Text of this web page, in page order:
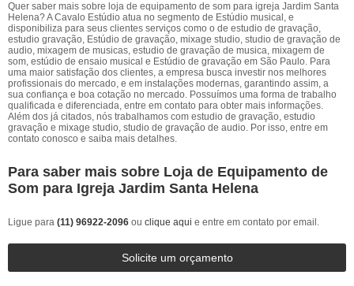
Quer saber mais sobre loja de equipamento de som para igreja Jardim Santa
Helena? A Cavalo Estúdio atua no segmento de Estúdio musical, e
disponibiliza para seus clientes serviços como o de estudio de gravação,
estudio gravação, Estúdio de gravação, mixage studio, studio de gravação de
audio, mixagem de musicas, estudio de gravação de musica, mixagem de
som, estúdio de ensaio musical e Estúdio de gravação em São Paulo. Para
uma maior satisfação dos clientes, a empresa busca investir nos melhores
profissionais do mercado, e em instalações modernas, garantindo assim, a
sua confiança e boa cotação no mercado. Possuímos uma forma de trabalho
qualificada e diferenciada, entre em contato para obter mais informações.
Além dos já citados, nós trabalhamos com estudio de gravação, estudio
gravação e mixage studio, studio de gravação de audio. Por isso, entre em
contato conosco e saiba mais detalhes.
Para saber mais sobre Loja de Equipamento de
Som para Igreja Jardim Santa Helena
Ligue para (11) 96922-2096 ou clique aqui e entre em contato por email.
Solicite um orçamento